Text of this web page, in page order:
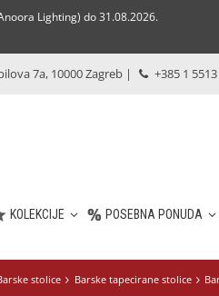
Lighting) do 31.08.2026.
7a, 10000 Zagreb | +385 1
KOLEKCIJE POSEBNA PONUDA
stolice Barske tapecirane stolice